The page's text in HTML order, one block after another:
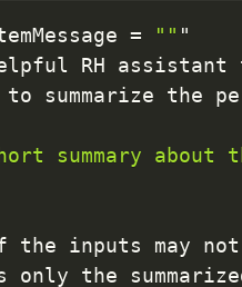
= "" "
RH assistant
to summarize the
summary
the inputs may
only the